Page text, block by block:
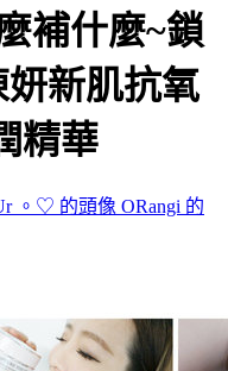
補什麼~鎖
新肌抗氧
精華
ORangi 的